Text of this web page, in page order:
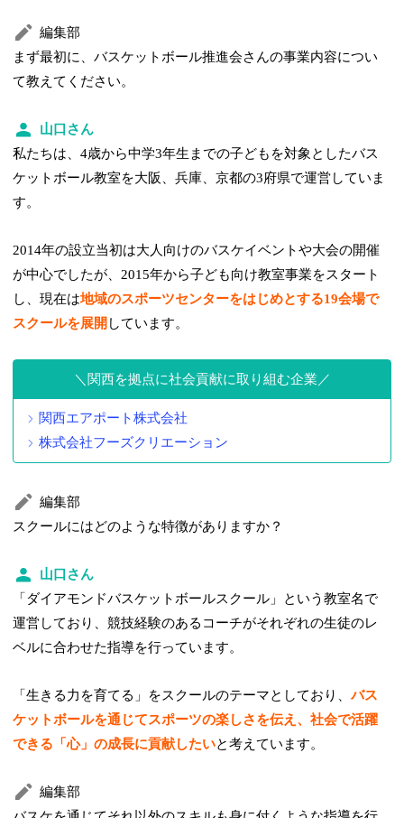
編集部
まず最初に、バスケットボール推進会さんの事業内容につい
て教えてください。
山口さん
私たちは、4歳から中学3年生までの子どもを対象としたバス
ケットボール教室を大阪、兵庫、京都の3府県で運営していま
す。
2014年の設立当初は大人向けのバスケイベントや大会の開催
が中心でしたが、2015年から子ども向け教室事業をスタート
し、現在は地域のスポーツセンターをはじめとする19会場で
スクールを展開 しています。
関西を拠点に社会貢献に取り組む企業
関西エアポート株式会社
株式会社フーズクリエーション
編集部
スクールにはどのような特徴がありますか？
山口さん
「ダイアモンドバスケットボールスクール」という教室名で
運営しており、競技経験のあるコーチがそれぞれの生徒のレ
ベルに合わせた指導を行っています。
「生きる力を育てる」をスクールのテーマとしており、バス
ケットボールを通じてスポーツの楽しさを伝え、社会で活躍
できる「心」の成長に貢献したいと考えています。
編集部